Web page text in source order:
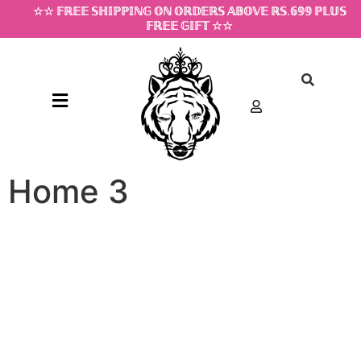
☆☆ 𝔽ℝ𝔼𝔼 𝕊ℍ𝕀ℙℙ𝕀ℕ𝔾 𝕆ℕ 𝕆ℝ𝔻𝔼ℝ𝕊 𝔸𝔹𝕆𝕍𝔼 ℝ𝕊.𝟞𝟡𝟡 ℙ𝕃𝕌𝕊
𝔽ℝ𝔼𝔼 𝔾𝕀𝔽𝕋 ☆☆
Home 3